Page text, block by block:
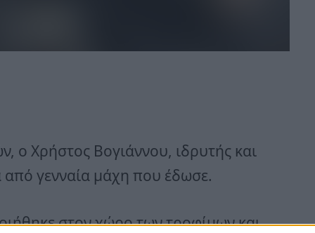
ο Χρήστος Βογιάννου, ιδρυτής και
από γενναία μάχη που έδωσε.
στον χώρο των τροφίμων και